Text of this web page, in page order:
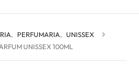
, PERFUMARIA, UNISSEX
UNISSEX 100ML